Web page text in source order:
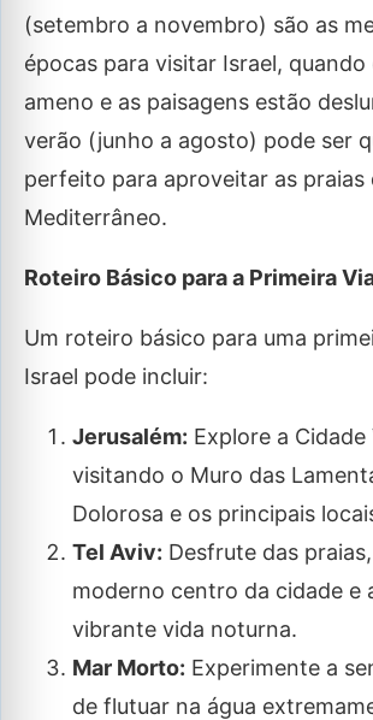
(setembro a novembro) são as
épocas para visitar Israel, quando
ameno e as paisagens estão
verão (junho a agosto) pode ser
perfeito para aproveitar as praias
Mediterrâneo.
Roteiro Básico para a Primeira
Um roteiro básico para uma
Israel pode incluir:
Jerusalém: Explore a Cidade
visitando o Muro das
Dolorosa e os principais
Tel Aviv: Desfrute das
moderno centro da cidade e
vibrante vida noturna.
Mar Morto: Experimente a
de flutuar na água